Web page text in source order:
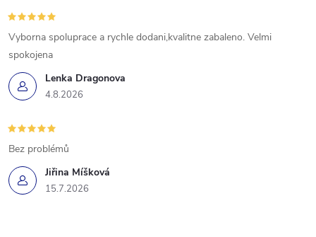
Lenka Dragonova
4.8.2026
Vyborna spoluprace a rychle dodani,kvalitne zabaleno. Velmi
spokojena
Jiřina Míšková
15.7.2026
Bez problémů